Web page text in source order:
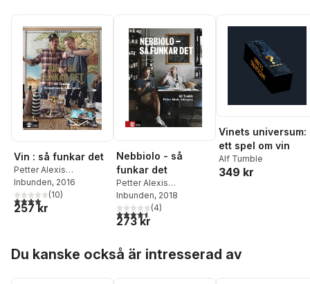
Vin : så funkar det
Petter Alexis
Askergren ,Alf Tumble
Inbunden, 2016
4,0utav 5 stjärnor. Totalt antal röster:
(10)
257 kr
Nebbiolo - så
funkar det
Petter Alexis
Askergren ,Alf Tumble
Inbunden, 2018
4,5utav 5 stjärnor. Totalt antal röster:
(4)
273 kr
Vinets universum:
ett spel om vin
Alf Tumble
349 kr
Du kanske också är intresserad av